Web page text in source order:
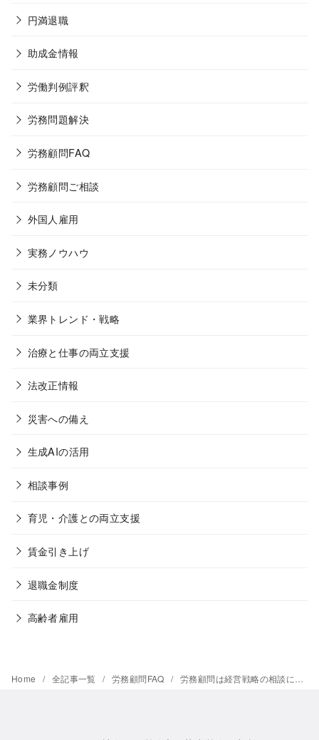
円満退職
助成金情報
労働判例評釈
労務問題解決
労務顧問FAQ
労務顧問ご相談
外国人雇用
実務ノウハウ
未分類
業界トレンド・戦略
治療と仕事の両立支援
法改正情報
災害への備え
生成AIの活用
相談事例
育児・介護との両立支援
賃金引き上げ
退職金制度
高齢者雇用
Home 全記事一覧 労務顧問FAQ 労務顧問は経営戦略の相談にも乗ってくれますか？